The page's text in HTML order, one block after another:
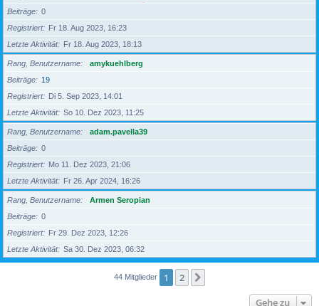
Beiträge
0
Registriert
Fr 18. Aug 2023, 16:23
Letzte Aktivität
Fr 18. Aug 2023, 18:13
Rang, Benutzername
amykuehlberg
Beiträge
19
Registriert
Di 5. Sep 2023, 14:01
Letzte Aktivität
So 10. Dez 2023, 11:25
Rang, Benutzername
adam.pavella39
Beiträge
0
Registriert
Mo 11. Dez 2023, 21:06
Letzte Aktivität
Fr 26. Apr 2024, 16:26
Rang, Benutzername
Armen Seropian
Beiträge
0
Registriert
Fr 29. Dez 2023, 12:26
Letzte Aktivität
Sa 30. Dez 2023, 06:32
44 Mitglieder 1 2
Gehe zu